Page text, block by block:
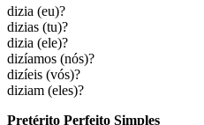
dizia (eu)?
dizias (tu)?
dizia (ele)?
dizíamos (nós)?
dizíeis (vós)?
diziam (eles)?
Pretérito Perfeito Simples